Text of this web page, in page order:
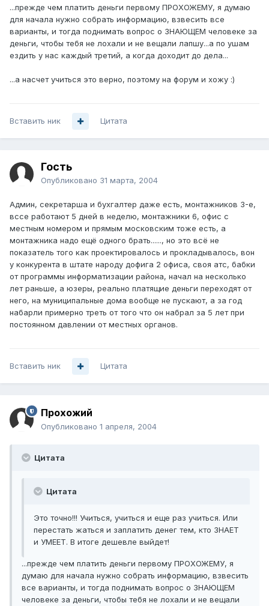
...прежде чем платить деньги первому ПРОХОЖЕМУ, я думаю
для начала нужно собрать информацию, взвесить все
варианты, и тогда поднимать вопрос о ЗНАЮЩЕМ человеке за
деньги, чтобы тебя не лохали и не вещали лапшу...а по ушам
ездить у нас каждый третий, а когда доходит до дела...
...а насчет учиться это верно, поэтому на форум и хожу :)
Вставить ник Цитата
Гость
Опубликовано 31 марта, 2004
Админ, секретарша и бухгалтер даже есть, монтажников 3-е,
вссе работают 5 дней в неделю, монтажники 6, офис с
местным номером и прямым московским тоже есть, а
монтажника надо ещё одного брать......, но это всё не
показатель того как проектировалось и прокладывалось, вон
у конкурента в штате народу дофига 2 офиса, своя атс, бабки
от программы информатизации района, начал на несколько
лет раньше, а юзеры, реально платящие деньги переходят от
него, на муниципальные дома вообще не пускают, а за год
набарли примерно треть от того что он набрал за 5 лет при
постоянном давлении от местных органов.
Вставить ник Цитата
Прохожий
Опубликовано 1 апреля, 2004
Цитата
Цитата
Это точно!!! Учиться, учиться и еще раз учиться. Или
перестать жаться и заплатить денег тем, кто ЗНАЕТ
и УМЕЕТ. В итоге дешевле выйдет!
...прежде чем платить деньги первому ПРОХОЖЕМУ, я
думаю для начала нужно собрать информацию, взвесить
все варианты, и тогда поднимать вопрос о ЗНАЮЩЕМ
человеке за деньги, чтобы тебя не лохали и не вещали